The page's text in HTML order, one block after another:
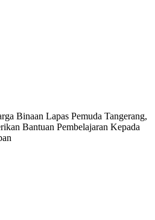
Binaan Lapas Pemuda Tangerang,
Bantuan Pembelajaran Kepada